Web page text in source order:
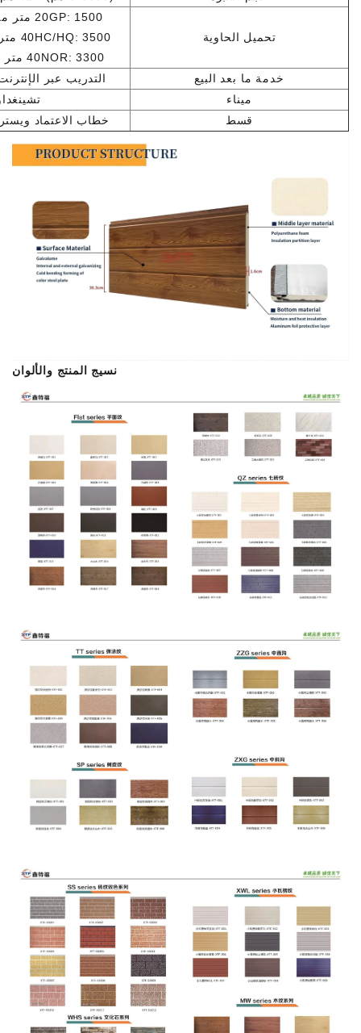
تحميل الحاوية
20GP: 1500 متر مربع (طول اللوحة: 2.8 متر)
40HC/HQ: 3500 متر مربع (طول اللوحة: 3.8 م).
40NOR: 3300 متر مربع (طول اللوحة: 3.8 م).
خدمة ما بعد البيع
التدريب عبر
ميناء
قسط
خطاب الاعتماد
نسيج المنتج والألوان